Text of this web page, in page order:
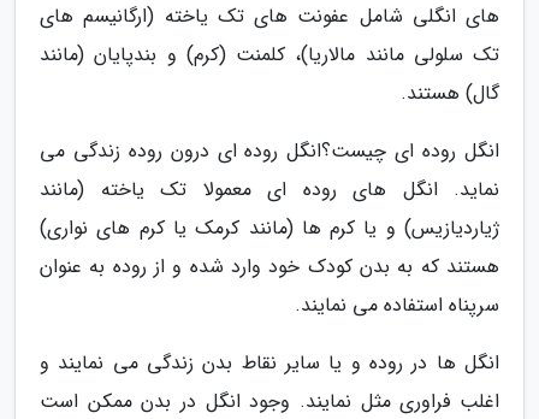
های انگلی شامل عفونت های تک یاخته (ارگانیسم های
تک سلولی مانند مالاریا)، کلمنت (کرم) و بندپایان (مانند
گال) هستند.
انگل روده ای چیست؟انگل روده ای درون روده زندگی می
نماید. انگل های روده ای معمولا تک یاخته (مانند
ژیاردیازیس) و یا کرم ها (مانند کرمک یا کرم های نواری)
هستند که به بدن کودک خود وارد شده و از روده به عنوان
سرپناه استفاده می نمایند.
انگل ها در روده و یا سایر نقاط بدن زندگی می نمایند و
اغلب فراوری مثل نمایند. وجود انگل در بدن ممکن است